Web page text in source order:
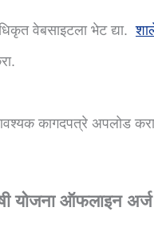
वेबसाइटला भेट द्या.
कागदपत्रे अपलोड
योजना ऑफलाइन अर्ज